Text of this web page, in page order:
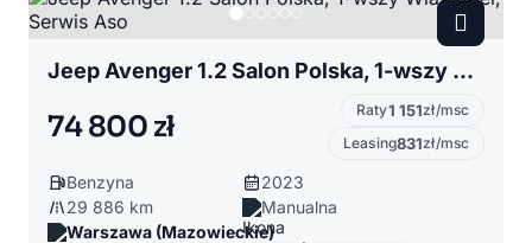
Jeep Avenger 1.2 Salon Polska, 1-wszy Właściciel, Serwis Aso
74 800 zł Raty1 151zł/msc
Leasing831zł/msc
Benzyna
2023
29 886 km
Manualna
Warszawa (Mazowieckie)